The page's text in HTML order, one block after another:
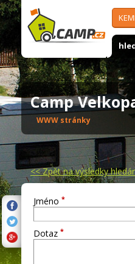
Camp
WWW stránky
<<Zpět na výsledky
Jméno *
Dotaz *